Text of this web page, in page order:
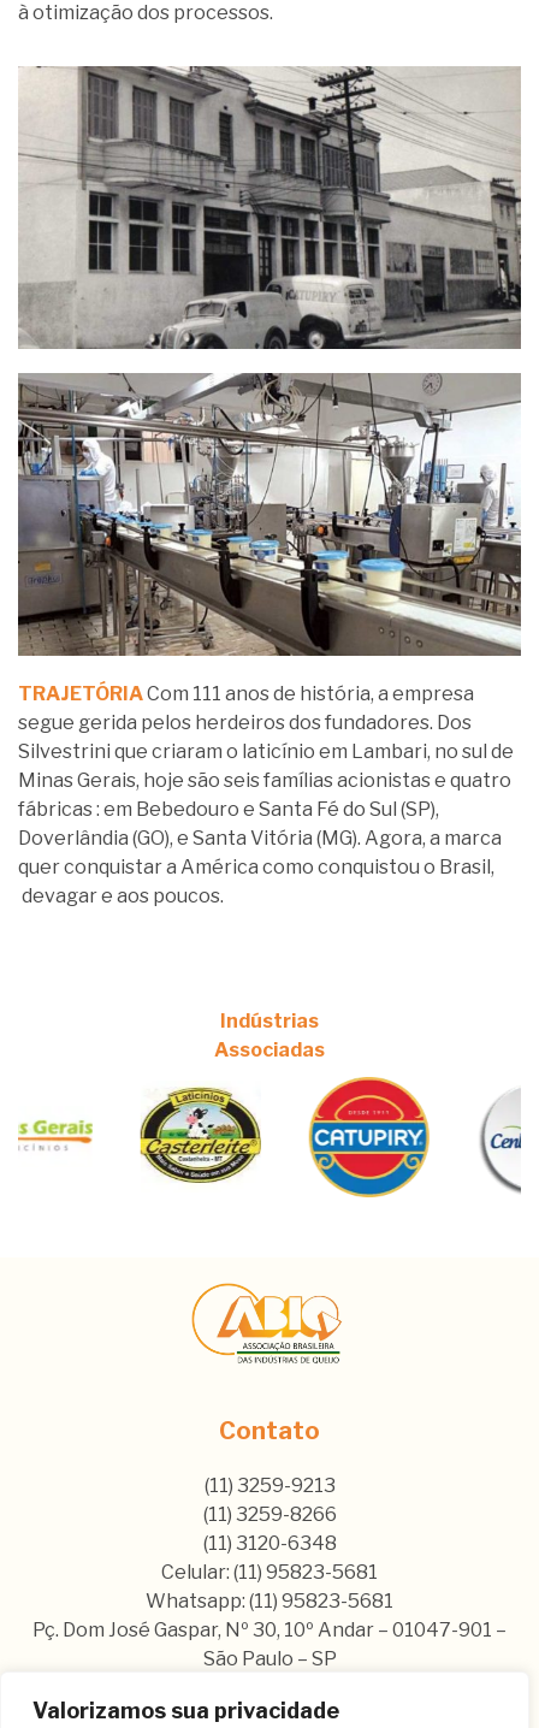
Valorizamos sua privacidade
à otimização dos processos.
TRAJETÓRIACom 111 anos de história, a empresa
segue gerida pelos herdeiros dos fundadores. Dos
Silvestrini que criaram o laticínio em Lambari, no sul de
Minas Gerais, hoje são seis famílias acionistas e quatro
fábricas : em Bebedouro e Santa Fé do Sul (SP),
Doverlândia (GO), e Santa Vitória (MG). Agora, a marca
quer conquistar a América como conquistou o Brasil,
devagar e aos poucos.
Indústrias
Associadas
Contato
(11) 3259-9213
(11) 3259-8266
(11) 3120-6348
Celular: (11) 95823-5681
Whatsapp: (11) 95823-5681
Pç. Dom José Gaspar, Nº 30, 10º Andar – 01047-901 –
São Paulo – SP